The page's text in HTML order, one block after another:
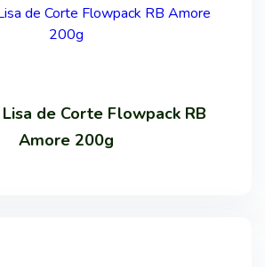
de Corte Flowpack RB
Amore 200g